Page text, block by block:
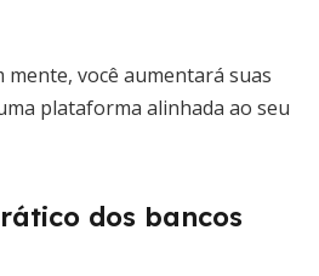
mente, você aumentará suas
plataforma alinhada ao seu
dos bancos